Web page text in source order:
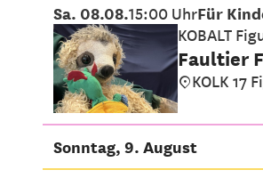
Sa. 08.08.15:00 UhrFür
KOBALT
Faultier
KOLK 17
Sonntag, 9. August